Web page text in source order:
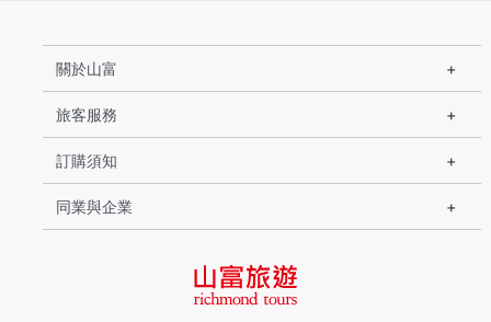
關於山富
旅客服務
訂購須知
同業與企業